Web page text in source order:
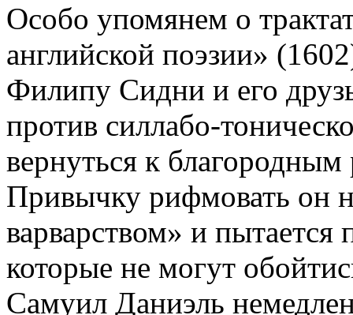
Особо упомянем о
английской поэзии»
Филипу Сидни и его
против силлабо-
вернуться к
Привычку рифмовать он
варварством» и пытается
которые не могут
Самуил Даниэль